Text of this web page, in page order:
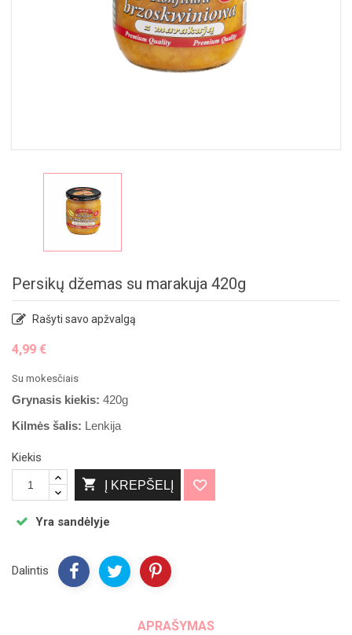
Persikų džemas su marakuja 420g
Rašyti savo apžvalgą
4,99 €
Su mokesčiais
Grynasis kiekis: 420g
Kilmės šalis: Lenkija
Kiekis
 Į KREPŠELĮ
Yra sandėlyje
Dalintis
APRAŠYMAS